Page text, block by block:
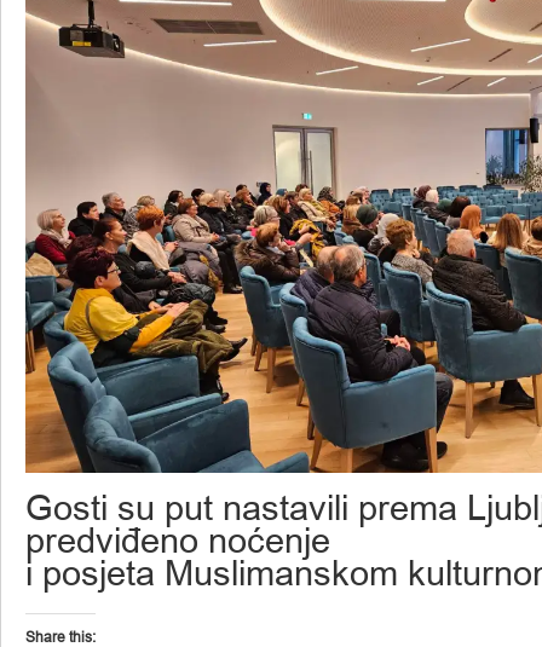
Gosti su put nastavili prema
predviđeno noćenje
i posjeta Muslimanskom
Share this: